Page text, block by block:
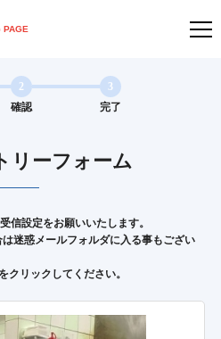
PAGE
2
確認
3
完了
リーフォーム
信設定をお願いいたします。
迷惑メールフォルダに入る事もござい
クリックしてください。